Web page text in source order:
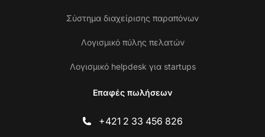
Σύστημα διαχείρισης παραπόνων
Λογισμικό πύλης πελατών
Λογισμικό helpdesk για startups
Επαφές πωλήσεων
+421 2 33 456 826